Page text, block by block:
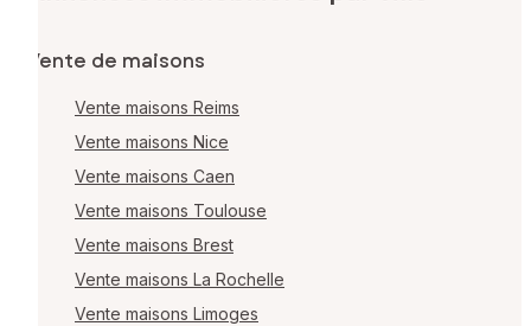
Vente de maisons
Vente maisons Reims
Vente maisons Nice
Vente maisons Caen
Vente maisons Toulouse
Vente maisons Brest
Vente maisons La Rochelle
Vente maisons Limoges